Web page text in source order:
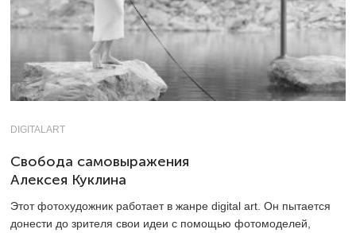
DIGITALART
Свобода самовыражения
Алексея Куклина
Этот фотохудожник работает в жанре digital art. Он пытается
донести до зрителя свои идеи с помощью фотомоделей,